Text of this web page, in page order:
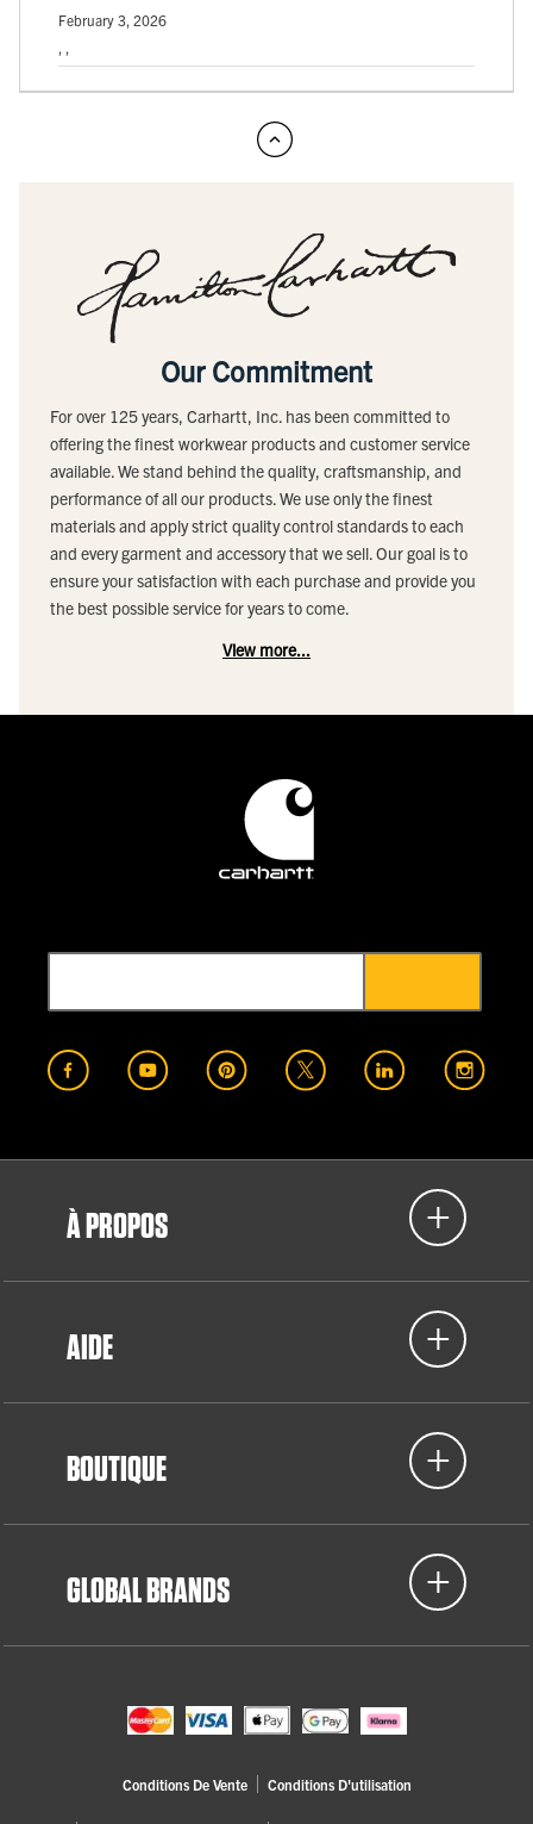
February 3, 2026
Our Commitment
For over 125 years, Carhartt, Inc. has been committed to
offering the finest workwear products and customer service
available. We stand behind the quality, craftsmanship, and
performance of all our products. We use only the finest
materials and apply strict quality control standards to each
and every garment and accessory that we sell. Our goal is to
ensure your satisfaction with each purchase and provide you
the best possible service for years to come.
View more...
À PROPOS
AIDE
BOUTIQUE
GLOBAL BRANDS
Conditions De Vente Conditions D'utilisation